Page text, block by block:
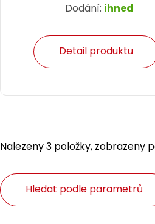
Dodání: ihned
Detail produktu
Nalezeny 3 položky, zobrazeny
Hledat podle parametrů